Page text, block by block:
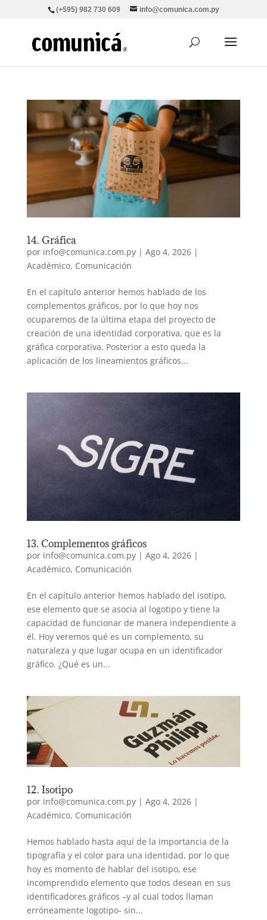
(+595) 982 730 609 info@comunica.com.py
14. Gráfica
por info@comunica.com.py| Ago 4, 2026|
Académico, Comunicación
En el capítulo anterior hemos hablado de los
complementos gráficos, por lo que hoy nos
ocuparemos de la última etapa del proyecto de
creación de una identidad corporativa, que es la
gráfica corporativa. Posterior a esto queda la
aplicación de los lineamientos gráficos...
13. Complementos gráficos
por info@comunica.com.py| Ago 4, 2026|
Académico, Comunicación
En el capítulo anterior hemos hablado del isotipo,
ese elemento que se asocia al logotipo y tiene la
capacidad de funcionar de manera independiente a
él. Hoy veremos qué es un complemento, su
naturaleza y que lugar ocupa en un identificador
gráfico. ¿Qué es un...
12. Isotipo
por info@comunica.com.py| Ago 4, 2026|
Académico, Comunicación
Hemos hablado hasta aquí de la importancia de la
tipografía y el color para una identidad, por lo que
hoy es momento de hablar del isotipo, ese
incomprendido elemento que todos desean en sus
identificadores gráficos –y al cual todos llaman
erróneamente logotipo- sin...